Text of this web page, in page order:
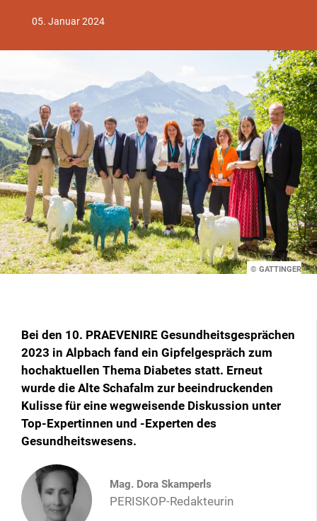
05. Januar 2024
© GATTINGER
Bei den 10. PRAEVENIRE Gesundheitsgesprächen
2023 in Alpbach fand ein Gipfelgespräch zum
hochaktuellen Thema Diabetes statt. Erneut
wurde die Alte Schafalm zur beeindruckenden
Kulisse für eine wegweisende Diskussion unter
Top-Expertinnen und -Experten des
Gesundheitswesens.
Mag. Dora Skamperls
PERISKOP-Redakteurin